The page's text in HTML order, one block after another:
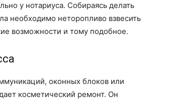
у нотариуса. Собираясь делать
необходимо неторопливо взвесить
возможности и тому подобное.
оконных блоков или
косметический ремонт. Он